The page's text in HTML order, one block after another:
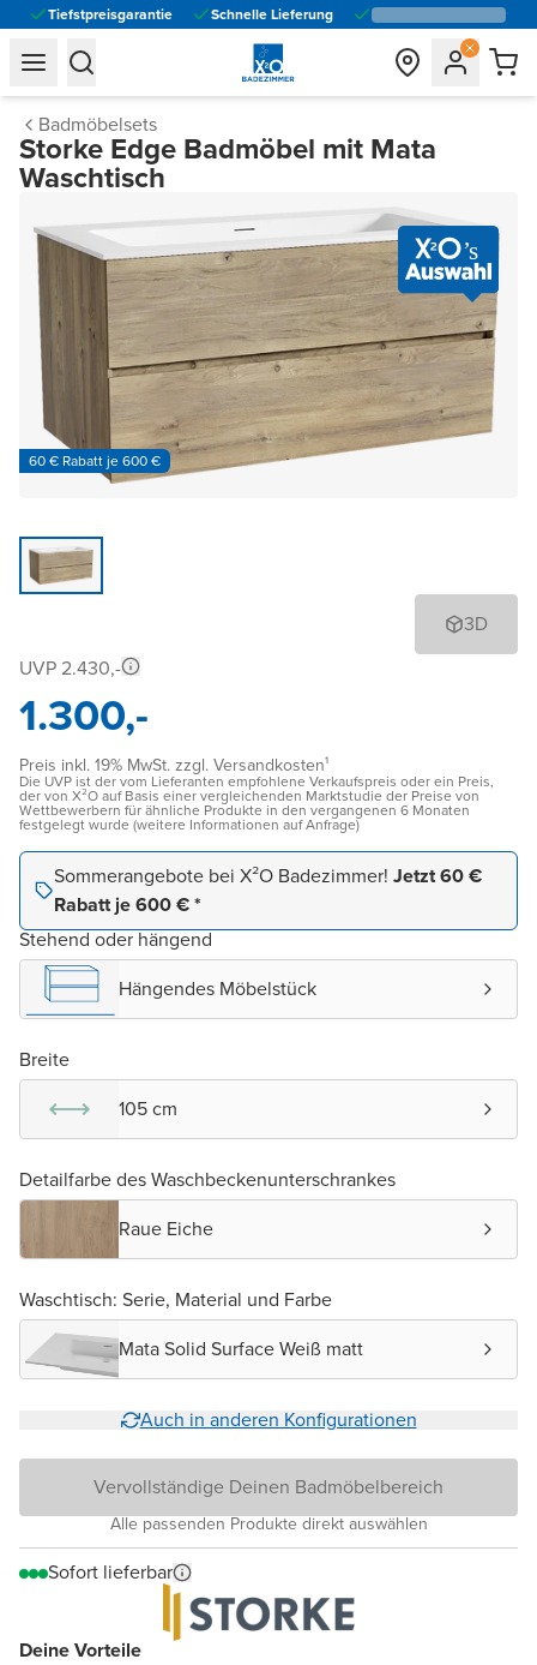
Tiefstpreisgarantie Schnelle Lieferung
general.navigation.toggle_menu.label
general.navigation.toggle_menu.label
Badmöbelsets
Storke Edge Badmöbel mit Mata
Waschtisch
60 € Rabatt je 600 €
3D
Deine Vorteile
UVP 2.430,-
1.300,-
Preis inkl. 19% MwSt. zzgl. Versandkosten¹
Die UVP ist der vom Lieferanten empfohlene Verkaufspreis oder ein Preis,
der von X²O auf Basis einer vergleichenden Marktstudie der Preise von
Wettbewerbern für ähnliche Produkte in den vergangenen 6 Monaten
festgelegt wurde (weitere Informationen auf Anfrage)
Sommerangebote bei X²O Badezimmer! Jetzt 60 €
Rabatt je 600 € *
Stehend oder hängend
Hängendes Möbelstück
Breite
105 cm
Detailfarbe des Waschbeckenunterschrankes
Raue Eiche
Waschtisch: Serie, Material und Farbe
Mata Solid Surface Weiß matt
Auch in anderen Konfigurationen
Vervollständige Deinen Badmöbelbereich
Alle passenden Produkte direkt auswählen
Sofort lieferbar